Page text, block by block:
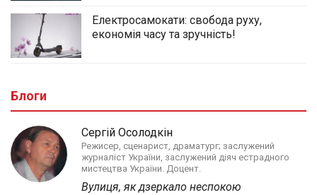
Електросамокати: свобода руху,
економія часу та зручність!
Блоги
Сергій Осолодкін
Режисер, сценарист, драматург; заслужений
журналіст України, заслужений діяч естрадного
мистецтва України. Доцент.
Вулиця, як дзеркало неспокою